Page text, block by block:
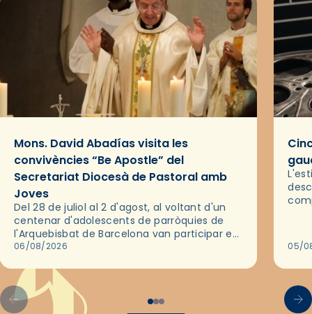
Mons. David Abadías visita les
convivències “Be Apostle” del
Secretariat Diocesà de Pastoral amb
Joves
Del 28 de juliol al 2 d'agost, al voltant d'un
centenar d'adolescents de parròquies de
l'Arquebisbat de Barcelona van participar en
les convivències Be Apostle, organitzades
06/08/2026 05/